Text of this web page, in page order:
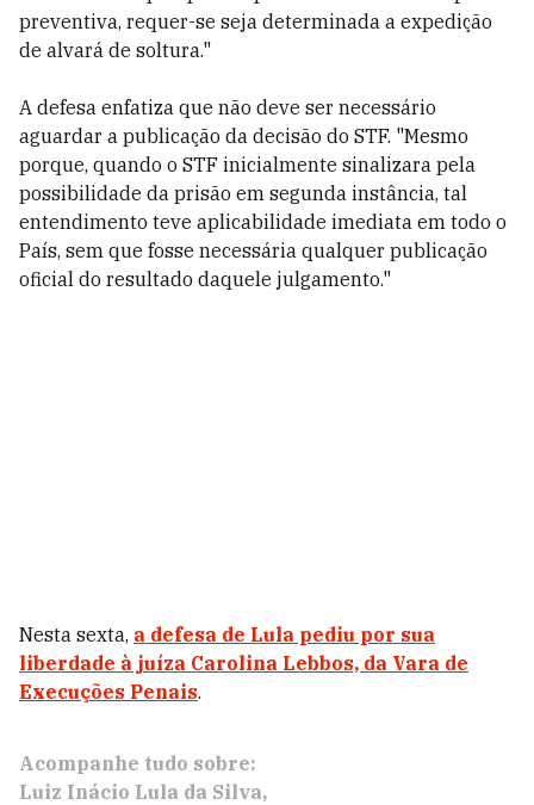
preventiva, requer-se seja determinada a expedição
de alvará de soltura."
A defesa enfatiza que não deve ser necessário
aguardar a publicação da decisão do STF. "Mesmo
porque, quando o STF inicialmente sinalizara pela
possibilidade da prisão em segunda instância, tal
entendimento teve aplicabilidade imediata em todo o
País, sem que fosse necessária qualquer publicação
oficial do resultado daquele julgamento."
Nesta sexta, a defesa de Lula pediu por sua
liberdade à juíza Carolina Lebbos, da Vara de
Execuções Penais.
Acompanhe tudo sobre:
Luiz Inácio Lula da Silva